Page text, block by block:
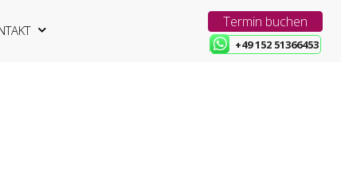
Termin buchen
+49 152 51366453